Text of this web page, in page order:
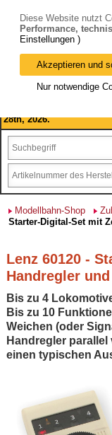
Bitte beachten Sie: wir
August 2026 haben wir
28th, 2026.
Modellbahn-Shop
Starter-Digital-Set mit
Lenz 60120 -
Handregler
Bis zu 4
Bis zu 10
Weichen (oder
Handregler
einen typischen
Diese Website nutzt
Performance,
Einstellungen )
Akzeptieren und
Nur notwendige